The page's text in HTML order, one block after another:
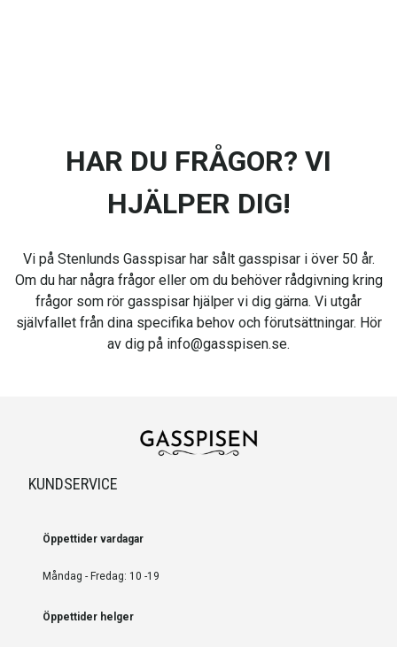
HAR DU FRÅGOR? VI
HJÄLPER DIG!
Vi på Stenlunds Gasspisar har sålt gasspisar i över 50 år.
Om du har några frågor eller om du behöver rådgivning kring
frågor som rör gasspisar hjälper vi dig gärna. Vi utgår
självfallet från dina specifika behov och förutsättningar. Hör
av dig på info@gasspisen.se.
KUNDSERVICE
Öppettider vardagar
Måndag - Fredag: 10 -19
Öppettider helger